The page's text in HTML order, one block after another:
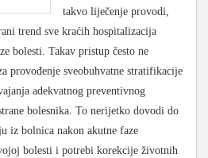
takvo liječenje provodi,
trend sve kraćih hospitalizacija
bolesti. Takav pristup često ne
provođenje sveobuhvatne stratifikacije
adekvatnog preventivnog
bolesnika. To nerijetko dovodi do
iz bolnica nakon akutne faze
bolesti i potrebi korekcije životnih